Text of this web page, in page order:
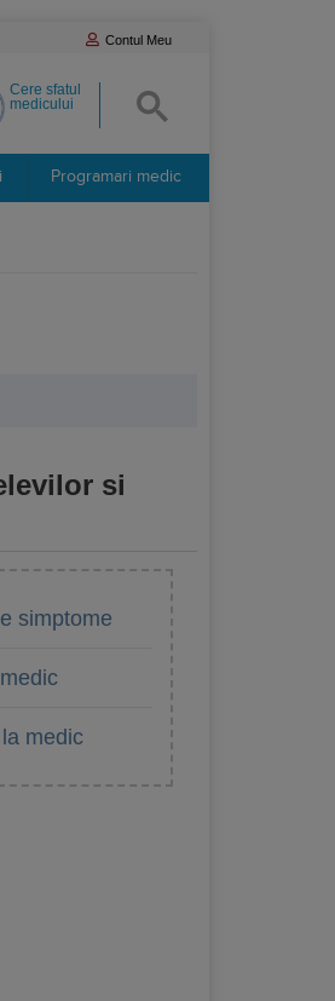
Contul Meu
Cere sfatul
medicului
Programari medic
si
simptome
medic